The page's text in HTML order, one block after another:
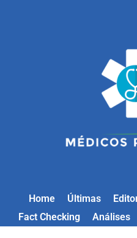
Home Últimas
Fact Checking
Análises